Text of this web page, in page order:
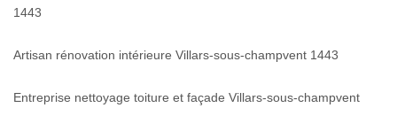
1443
Artisan rénovation intérieure Villars-sous-champvent 1443
Entreprise nettoyage toiture et façade Villars-sous-champvent